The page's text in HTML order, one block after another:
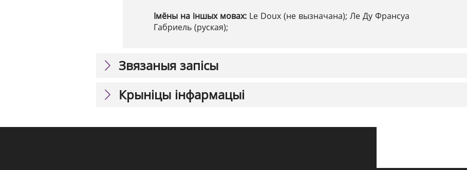
Імёны на іншых мовах: Le Doux (не вызначана); Ле Ду Франсуа
Габриель (руская);
Звязаныя запісы
Крыніцы інфармацыі